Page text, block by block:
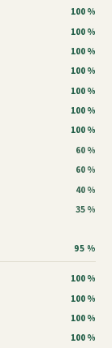
100 %
100 %
100 %
100 %
100 %
100 %
100 %
60 %
60 %
40 %
35 %
95 %
100 %
100 %
100 %
100 %